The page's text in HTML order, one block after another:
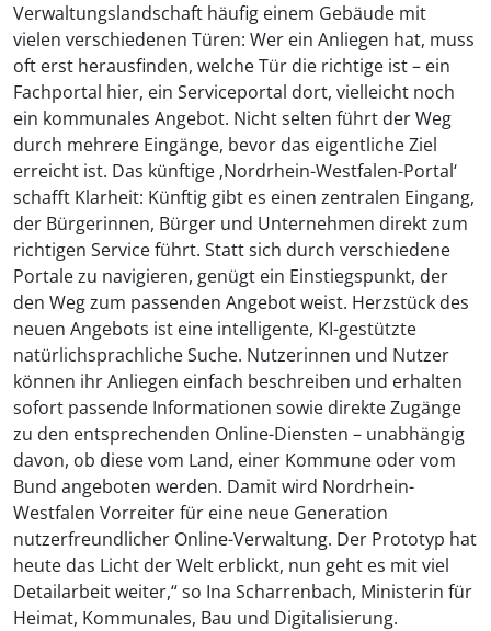
Verwaltungslandschaft häufig einem Gebäude mit
vielen verschiedenen Türen: Wer ein Anliegen hat, muss
oft erst herausfinden, welche Tür die richtige ist – ein
Fachportal hier, ein Serviceportal dort, vielleicht noch
ein kommunales Angebot. Nicht selten führt der Weg
durch mehrere Eingänge, bevor das eigentliche Ziel
erreicht ist. Das künftige ‚Nordrhein-Westfalen-Portal‘
schafft Klarheit: Künftig gibt es einen zentralen Eingang,
der Bürgerinnen, Bürger und Unternehmen direkt zum
richtigen Service führt. Statt sich durch verschiedene
Portale zu navigieren, genügt ein Einstiegspunkt, der
den Weg zum passenden Angebot weist. Herzstück des
neuen Angebots ist eine intelligente, KI-gestützte
natürlichsprachliche Suche. Nutzerinnen und Nutzer
können ihr Anliegen einfach beschreiben und erhalten
sofort passende Informationen sowie direkte Zugänge
zu den entsprechenden Online-Diensten – unabhängig
davon, ob diese vom Land, einer Kommune oder vom
Bund angeboten werden. Damit wird Nordrhein-
Westfalen Vorreiter für eine neue Generation
nutzerfreundlicher Online-Verwaltung. Der Prototyp hat
heute das Licht der Welt erblickt, nun geht es mit viel
Detailarbeit weiter,“ so Ina Scharrenbach, Ministerin für
Heimat, Kommunales, Bau und Digitalisierung.